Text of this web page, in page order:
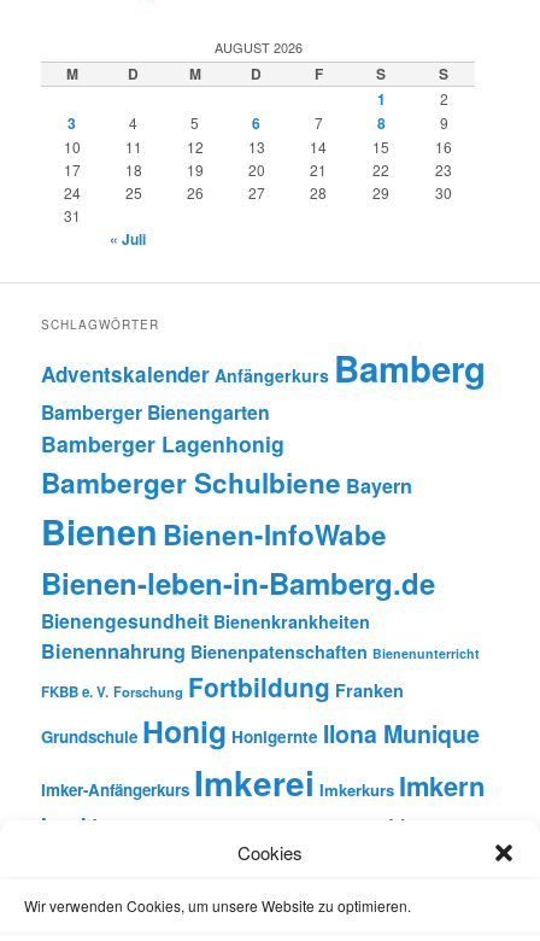
Cookies
Wir verwenden Cookies, um unsere Website zu optimieren.
AUGUST 2026
M D M D F S
S
1
2
3 4 5 6 7 8
9
10
11 12 13 14 15
16
17
18 19 20 21 22
23
24
25 26 27 28 29
30
31
« Juli
SCHLAGWÖRTER
Adventskalender Anfängerkurs Bamberg
Bamberger Bienengarten
Bamberger Lagenhonig
Bamberger Schulbiene Bayern
Bienen Bienen-InfoWabe
Bienen-leben-in-Bamberg.de
Bienengesundheit Bienenkrankheiten
Bienennahrung Bienenpatenschaften Bienenunterricht
FKBB e. V. Forschung Fortbildung Franken
Grundschule Honig Honigernte Ilona Munique
Imker-Anfängerkurs Imkerei Imkerkurs Imkern
Insekten Literatur
Natur Oberfranken
Schulunterricht Unterricht